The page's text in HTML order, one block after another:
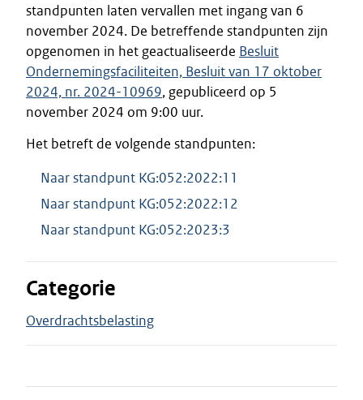
standpunten laten vervallen met ingang van 6
november 2024. De betreffende standpunten zijn
opgenomen in het geactualiseerde Besluit
Ondernemingsfaciliteiten, Besluit van 17 oktober
2024, nr. 2024-10969, gepubliceerd op 5
november 2024 om 9:00 uur.
Het betreft de volgende standpunten:
Naar standpunt KG:052:2022:11
Naar standpunt KG:052:2022:12
Naar standpunt KG:052:2023:3
Categorie
Overdrachtsbelasting